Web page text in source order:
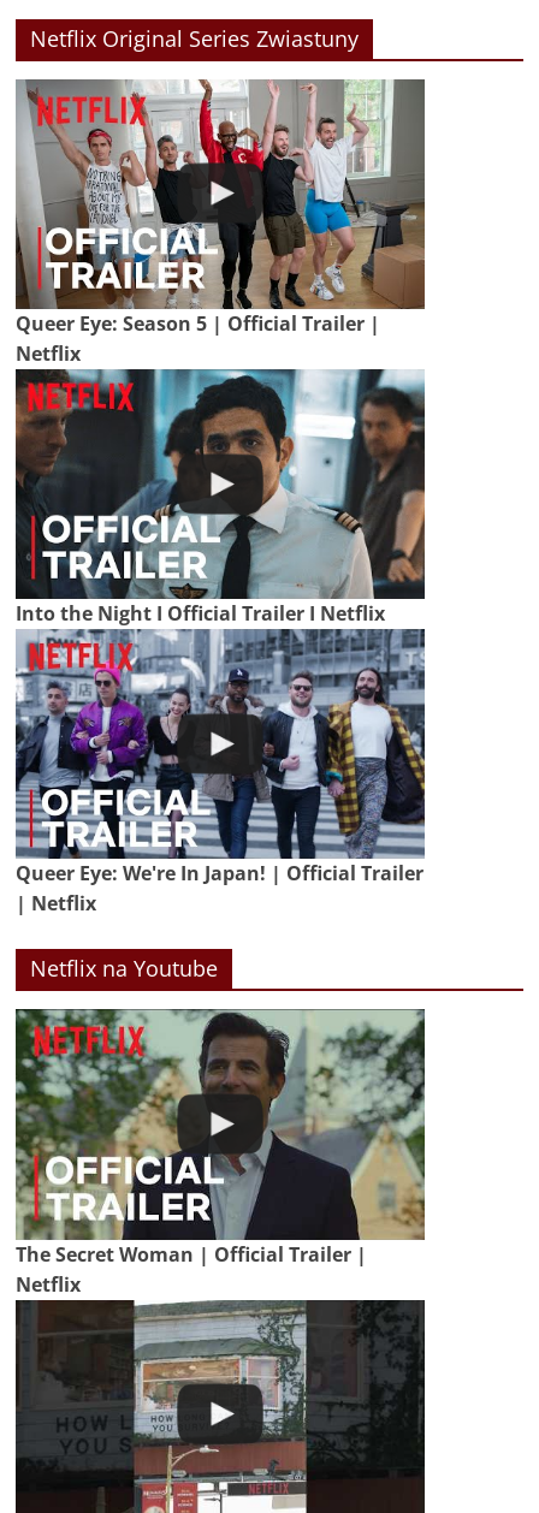
Netflix Original Series Zwiastuny
Queer Eye: Season 5 | Official Trailer |
Netflix
Into the Night I Official Trailer I Netflix
Queer Eye: We're In Japan! | Official Trailer
| Netflix
Netflix na Youtube
The Secret Woman | Official Trailer |
Netflix